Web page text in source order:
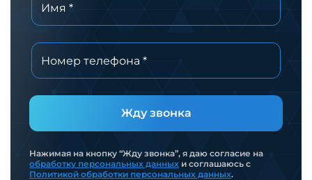
Жду звонка
Нажимая на кнопку “Жду звонка”, я даю согласие на
обработку персональных данных и соглашаюсь с
Политикой обработки персональных данных.